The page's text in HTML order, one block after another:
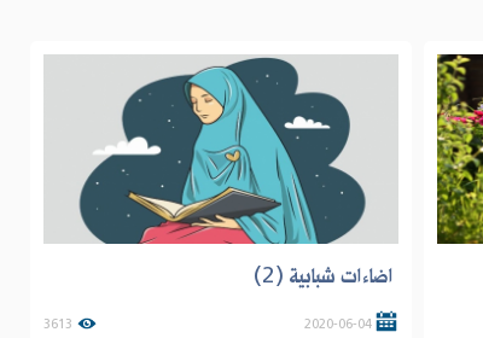
اضاءات شبابية (2)
2020-06-04
3613